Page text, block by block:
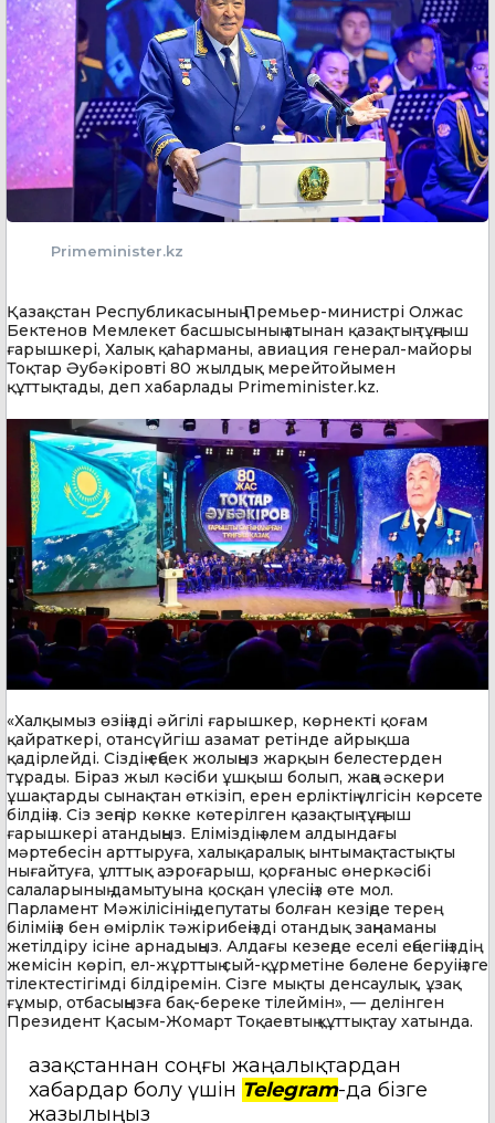
Primeminister.kz
Қазақстан Республикасының Премьер-министрі Олжас
Бектенов Мемлекет басшысының атынан қазақтың тұңғыш
ғарышкері, Халық қаһарманы, авиация генерал-майоры
Тоқтар Әубәкіровті 80 жылдық мерейтойымен
құттықтады, деп хабарлады Primeminister.kz.
«Халқымыз өзіңізді әйгілі ғарышкер, көрнекті қоғам
қайраткері, отансүйгіш азамат ретінде айрықша
қадірлейді. Сіздің еңбек жолыңыз жарқын белестерден
тұрады. Біраз жыл кәсіби ұшқыш болып, жаңа әскери
ұшақтарды сынақтан өткізіп, ерен ерліктің үлгісін көрсете
білдіңіз. Сіз зеңгір көкке көтерілген қазақтың тұңғыш
ғарышкері атандыңыз. Еліміздің әлем алдындағы
мәртебесін арттыруға, халықаралық ынтымақтастықты
нығайтуға, ұлттық аэроғарыш, қорғаныс өнеркәсібі
салаларының дамытуына қосқан үлесіңіз өте мол.
Парламент Мәжілісінің депутаты болған кезіңде терең
біліміңіз бен өмірлік тәжірибеңізді отандық заңнаманы
жетілдіру ісіне арнадыңыз. Алдағы кезеңде еселі еңбегіңіздің
жемісін көріп, ел-жұрттың сый-құрметіне бөлене беруіңізге
тілектестігімді білдіремін. Сізге мықты денсаулық, ұзақ
ғұмыр, отбасыңызға бақ-береке тілеймін», — делінген
Президент Қасым-Жомарт Тоқаевтың құттықтау хатында.
Қазақстаннан соңғы жаңалықтардан
хабардар болу үшін Telegram-да бізге
жазылыңыз